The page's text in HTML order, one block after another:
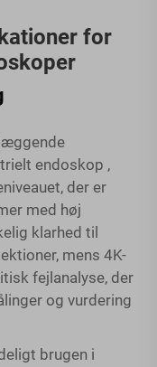
for
endoskop ,
der er
med høj
klarhed til
mens 4K-
fejlanalyse, der
og vurdering
brugen i